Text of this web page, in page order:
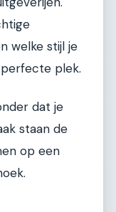
welke stijl je
plek.
dat je
staan de
op een